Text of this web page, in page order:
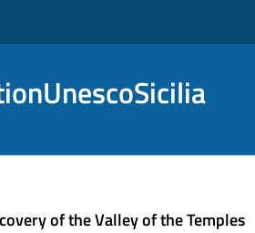
of the Valley of the Temples